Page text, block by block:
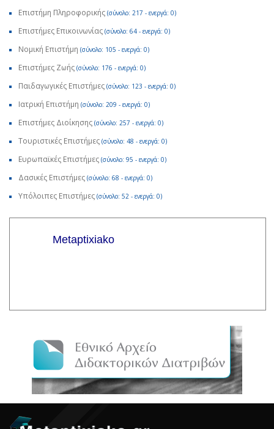
Επιστήμη Πληροφορικής (σύνολο: 217 - ενεργά: 0)
Επιστήμες Επικοινωνίας (σύνολο: 64 - ενεργά: 0)
Νομική Επιστήμη (σύνολο: 105 - ενεργά: 0)
Επιστήμες Ζωής (σύνολο: 176 - ενεργά: 0)
Παιδαγωγικές Επιστήμες (σύνολο: 123 - ενεργά: 0)
Ιατρική Επιστήμη (σύνολο: 209 - ενεργά: 0)
Επιστήμες Διοίκησης (σύνολο: 257 - ενεργά: 0)
Τουριστικές Επιστήμες (σύνολο: 48 - ενεργά: 0)
Ευρωπαϊκές Επιστήμες (σύνολο: 95 - ενεργά: 0)
Δασικές Επιστήμες (σύνολο: 68 - ενεργά: 0)
Υπόλοιπες Επιστήμες (σύνολο: 52 - ενεργά: 0)